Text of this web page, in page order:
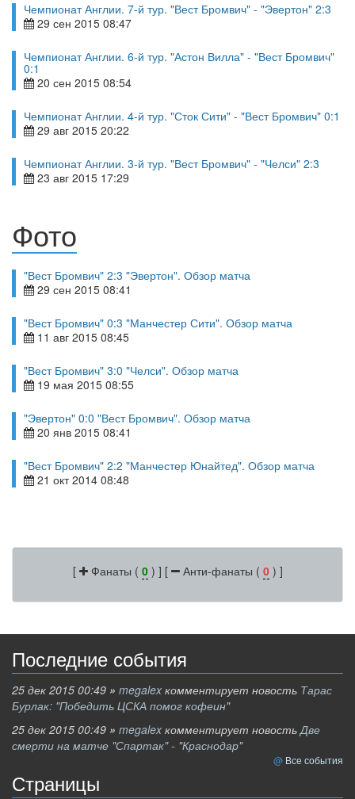
Чемпионат Англии. 7-й тур. "Вест Бромвич" - "Эвертон" 2:3
29 сен 2015 08:47
Чемпионат Англии. 6-й тур. "Астон Вилла" - "Вест Бромвич"
0:1
20 сен 2015 08:54
Чемпионат Англии. 4-й тур. "Сток Сити" - "Вест Бромвич" 0:1
29 авг 2015 20:22
Чемпионат Англии. 3-й тур. "Вест Бромвич" - "Челси" 2:3
23 авг 2015 17:29
Фото
"Вест Бромвич" 2:3 "Эвертон". Обзор матча
29 сен 2015 08:41
"Вест Бромвич" 0:3 "Манчестер Сити". Обзор матча
11 авг 2015 08:45
"Вест Бромвич" 3:0 "Челси". Обзор матча
19 мая 2015 08:55
"Эвертон" 0:0 "Вест Бромвич". Обзор матча
20 янв 2015 08:41
"Вест Бромвич" 2:2 "Манчестер Юнайтед". Обзор матча
21 окт 2014 08:48
[ Фанаты ( 0) ] [ Анти-фанаты ( 0) ]
Последние события
25 дек 2015 00:49 » megalex комментирует новость Тарас
Бурлак: "Победить ЦСКА помог кофеин"
25 дек 2015 00:49 » megalex комментирует новостьДве
смерти на матче "Спартак" - "Краснодар"
Все события
Страницы